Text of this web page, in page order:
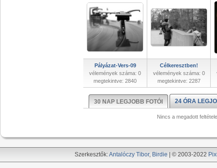
Pályázat-Vers-09
vélemények száma: 0
megtekintve: 2840
Célkeresztben!
vélemények száma: 0
megtekintve: 2287
30 NAP LEGJOBB FOTÓI 24 ÓRA
Nincs a megadott
Szerkesztők:Antalóczy Tibor, Birdie | © 2003-2022